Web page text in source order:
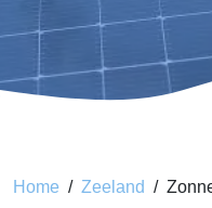
Home Zeeland